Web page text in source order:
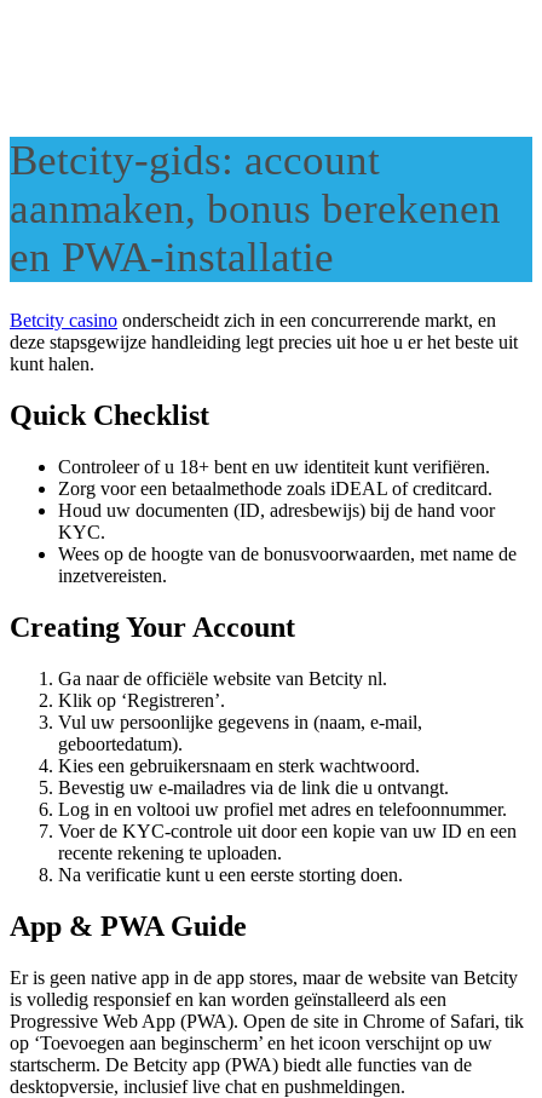
Betcity-gids: account
aanmaken, bonus berekenen
en PWA-installatie
Betcity casino onderscheidt zich in een concurrerende markt, en
deze stapsgewijze handleiding legt precies uit hoe u er het beste uit
kunt halen.
Quick Checklist
Controleer of u 18+ bent en uw identiteit kunt verifiëren.
Zorg voor een betaalmethode zoals iDEAL of creditcard.
Houd uw documenten (ID, adresbewijs) bij de hand voor
KYC.
Wees op de hoogte van de bonusvoorwaarden, met name de
inzetvereisten.
Creating Your Account
Ga naar de officiële website van Betcity nl.
Klik op ‘Registreren’.
Vul uw persoonlijke gegevens in (naam, e-mail,
geboortedatum).
Kies een gebruikersnaam en sterk wachtwoord.
Bevestig uw e-mailadres via de link die u ontvangt.
Log in en voltooi uw profiel met adres en telefoonnummer.
Voer de KYC-controle uit door een kopie van uw ID en een
recente rekening te uploaden.
Na verificatie kunt u een eerste storting doen.
App & PWA Guide
Er is geen native app in de app stores, maar de website van Betcity
is volledig responsief en kan worden geïnstalleerd als een
Progressive Web App (PWA). Open de site in Chrome of Safari, tik
op ‘Toevoegen aan beginscherm’ en het icoon verschijnt op uw
startscherm. De Betcity app (PWA) biedt alle functies van de
desktopversie, inclusief live chat en pushmeldingen.